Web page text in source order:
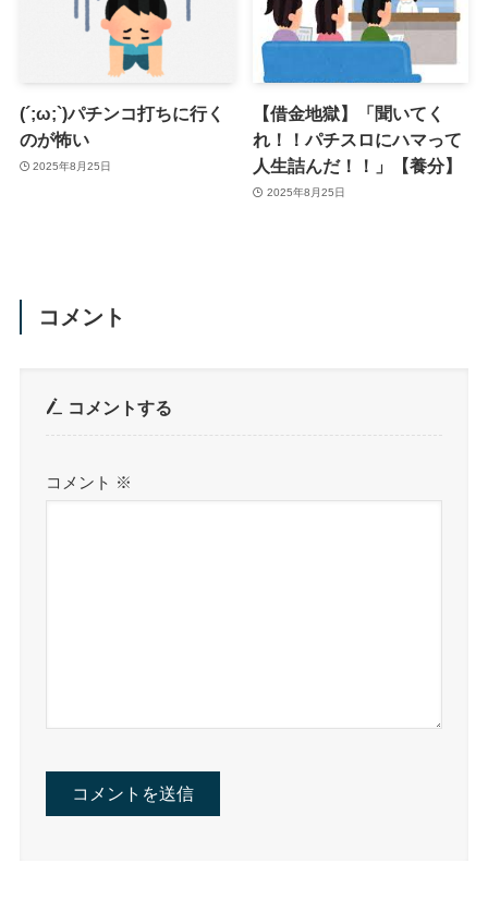
(´;ω;`)パチンコ打ちに行く
のが怖い
2025年8月25日
【借金地獄】「聞いてく
れ！！パチスロにハマって
人生詰んだ！！」【養分】
2025年8月25日
コメント
コメントする
コメント ※